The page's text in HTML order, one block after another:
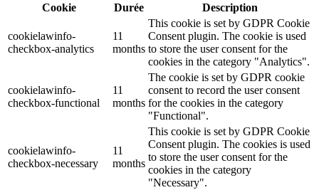
Cookie
Durée Description
cookielawinfo-
checkbox-analytics
11
months
This cookie is set by GDPR Cookie
Consent plugin. The cookie is used
to store the user consent for the
cookies in the category "Analytics".
cookielawinfo-
checkbox-functional
11
months
The cookie is set by GDPR cookie
consent to record the user consent
for the cookies in the category
"Functional".
cookielawinfo-
checkbox-necessary
11
months
This cookie is set by GDPR Cookie
Consent plugin. The cookies is used
to store the user consent for the
cookies in the category
"Necessary".